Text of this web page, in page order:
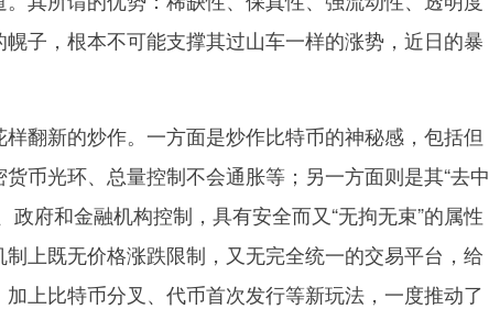
子，根本不可能支撑其过山车一样的涨势，近日的暴
新的炒作。一方面是炒作比特币的神秘感，包括但
币光环、总量控制不会通胀等；另一方面则是其“去中
政府和金融机构控制，具有安全而又“无拘无束”的属性
上既无价格涨跌限制，又无完全统一的交易平台，给
上比特币分叉、代币首次发行等新玩法，一度推动了